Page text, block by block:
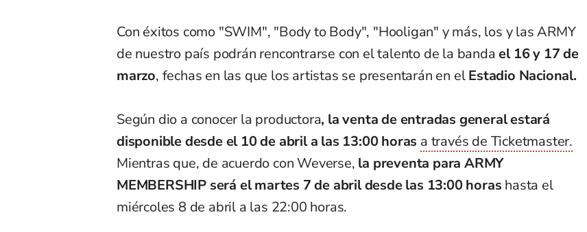
Con éxitos como "SWIM", "Body to Body", "Hooligan" y más, los y las ARMY
de nuestro país podrán rencontrarse con el talento de la bandael 16 y 17 de
marzo, fechas en las que los artistas se presentarán en elEstadio Nacional.
Según dio a conocer la productora, la venta de entradas general estará
disponible desde el 10 de abril a las 13:00 horas a través de Ticketmaster.
Mientras que, de acuerdo con Weverse, la preventa para ARMY
MEMBERSHIP será el martes 7 de abril desde las 13:00 horas hasta el
miércoles 8 de abril a las 22:00 horas.